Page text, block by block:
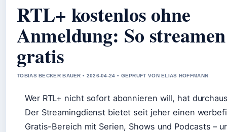
RTL+ kostenlos ohne
Anmeldung: So
gratis
TOBIAS BECKER BAUER • 2026-04-24 • GEPRUFT VON ELIAS HOFFMANN
Wer RTL+ nicht sofort abonnieren will, hat
Der Streamingdienst bietet seit jeher einen
Gratis-Bereich mit Serien, Shows und Podcasts –